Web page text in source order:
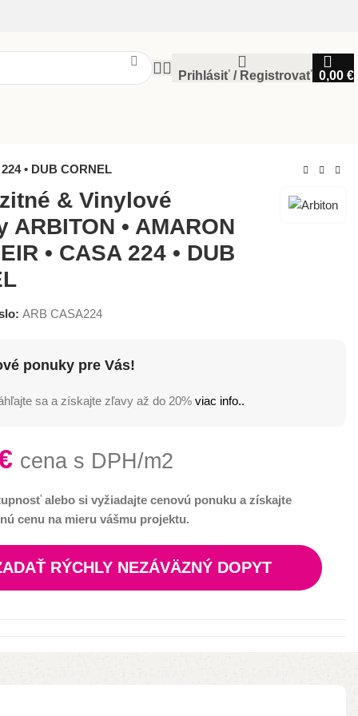
Prihlásiť / Registrovať 0,00 €
• DUB CORNEL
& Vinylové
ARBITON • AMARON
• CASA 224 • DUB
ARB CASA224
ponuky pre Vás!
sa a získajte zľavy až do 20% viac info..
cena s DPH/m2
alebo si vyžiadajte cenovú ponuku a získajte
cenu na mieru vášmu projektu.
RÝCHLY NEZÁVÄZNÝ DOPYT